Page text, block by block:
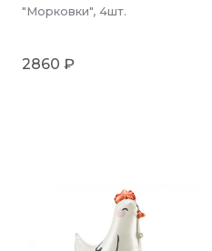
"Морковки", 4шт.
2860 ₽